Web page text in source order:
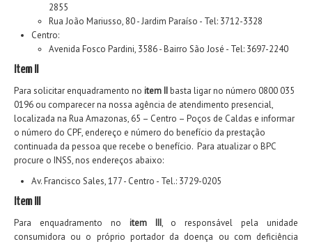
2855
Rua João Mariusso, 80 - Jardim Paraíso - Tel: 3712-3328
Centro:
Avenida Fosco Pardini, 3586 - Bairro São José - Tel: 3697-2240
Item II
Para solicitar enquadramento no item IIbasta ligar no número 0800 035
0196 ou comparecer na nossa agência de atendimento presencial,
localizada na Rua Amazonas, 65 – Centro – Poços de Caldas e informar
o número do CPF, endereço e número do benefício da prestação
continuada da pessoa que recebe o benefício. Para atualizar o BPC
procure o INSS, nos endereços abaixo:
Av. Francisco Sales, 177 - Centro - Tel.: 3729-0205
Item III
Para enquadramento no item III, o responsável pela unidade
consumidora ou o próprio portador da doença ou com deficiência